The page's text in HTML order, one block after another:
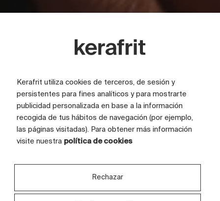
We are Kerafrit
TheSoulBehind the
Surface
Kerafrit utiliza cookies de terceros, de sesión y
persistentes para fines analíticos y para mostrarte
publicidad personalizada en base a la información
recogida de tus hábitos de navegación (por ejemplo,
las páginas visitadas). Para obtener más información
visite nuestra política de cookies
Rechazar